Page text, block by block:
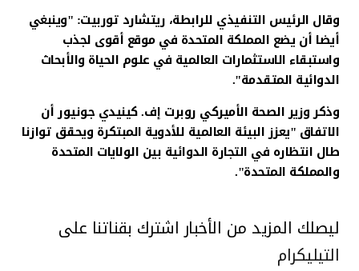
وقال الرئيس التنفيذي للرابطة، ريتشارد توربيت: "وينبغي
أيضا أن يضع المملكة المتحدة في موقع أقوى لجذب
واستبقاء الاستثمارات العالمية في علوم الحياة والأبحاث
الدوائية المتقدمة".
وذكر وزير الصحة الأميركي روبرت إف. كينيدي جونيور أن
الاتفاق "يعزز البيئة العالمية للأدوية المبتكرة ويحقق توازنا
طال انتظاره في التجارة الدوائية بين الولايات المتحدة
والمملكة المتحدة".
ليصلك المزيد من الأخبار اشترك بقناتنا على
التيليكرام